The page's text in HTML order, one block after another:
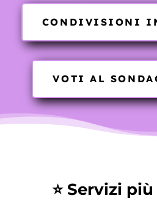
CONDIVISIONI
VOTI AL
⭐ Servizi